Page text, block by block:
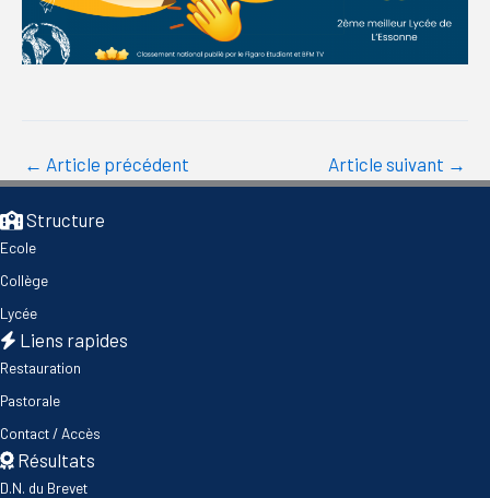
← Article précédent Article suivant →
Structure
Ecole
Collège
Lycée
Liens rapides
Restauration
Pastorale
Contact / Accès
Résultats
D.N. du Brevet